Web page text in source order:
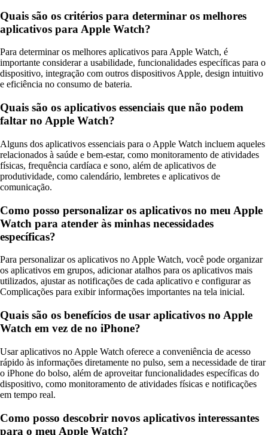
Quais são os critérios para determinar os melhores
aplicativos para Apple Watch?
Para determinar os melhores aplicativos para Apple Watch, é
importante considerar a usabilidade, funcionalidades específicas para o
dispositivo, integração com outros dispositivos Apple, design intuitivo
e eficiência no consumo de bateria.
Quais são os aplicativos essenciais que não podem
faltar no Apple Watch?
Alguns dos aplicativos essenciais para o Apple Watch incluem aqueles
relacionados à saúde e bem-estar, como monitoramento de atividades
físicas, frequência cardíaca e sono, além de aplicativos de
produtividade, como calendário, lembretes e aplicativos de
comunicação.
Como posso personalizar os aplicativos no meu Apple
Watch para atender às minhas necessidades
específicas?
Para personalizar os aplicativos no Apple Watch, você pode organizar
os aplicativos em grupos, adicionar atalhos para os aplicativos mais
utilizados, ajustar as notificações de cada aplicativo e configurar as
Complicações para exibir informações importantes na tela inicial.
Quais são os benefícios de usar aplicativos no Apple
Watch em vez de no iPhone?
Usar aplicativos no Apple Watch oferece a conveniência de acesso
rápido às informações diretamente no pulso, sem a necessidade de tirar
o iPhone do bolso, além de aproveitar funcionalidades específicas do
dispositivo, como monitoramento de atividades físicas e notificações
em tempo real.
Como posso descobrir novos aplicativos interessantes
para o meu Apple Watch?